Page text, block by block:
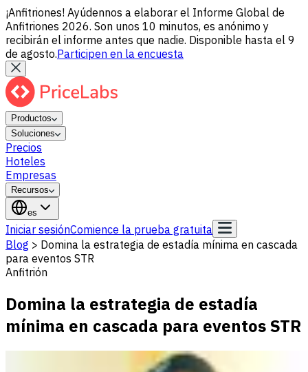
¡Anfitriones! Ayúdennos a elaborar el Informe Global de
Anfitriones 2026. Son unos 10 minutos, es anónimo y
recibirán el informe antes que nadie. Disponible hasta el 9
de agosto.Participen en la encuesta
Productos
Soluciones
Precios
Hoteles
Empresas
Recursos
es
Iniciar sesiónComience la prueba gratuita
Blog > Domina la estrategia de estadía mínima en cascada
para eventos STR
Anfitrión
Domina la estrategia de estadía
mínima en cascada para eventos STR